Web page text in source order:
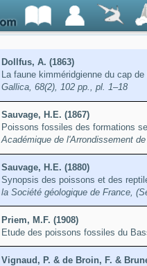
Dollfus, A. (1863)
La faune kimméridgienne du cap
Gallica, 68(2), 102 pp., pl. 1–18
Sauvage, H.E. (1867)
Poissons fossiles des formations
Académique de l'Arrondissement
Sauvage, H.E. (1880)
Synopsis des poissons et des
la Société géologique de France,
Priem, M.F. (1908)
Etude des poissons fossiles du
Vignaud, P. & de Broin, F. &